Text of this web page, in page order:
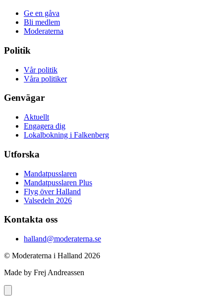
Ge en gåva
Bli medlem
Moderaterna
Politik
Vår politik
Våra politiker
Genvägar
Aktuellt
Engagera dig
Lokalbokning i Falkenberg
Utforska
Mandatpusslaren
Mandatpusslaren Plus
Flyg över Halland
Valsedeln 2026
Kontakta oss
halland@moderaterna.se
© Moderaterna i Halland 2026
Made by Frej Andreassen